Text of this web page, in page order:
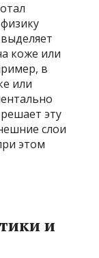
коже или
в
или
эту
слои
этом
и